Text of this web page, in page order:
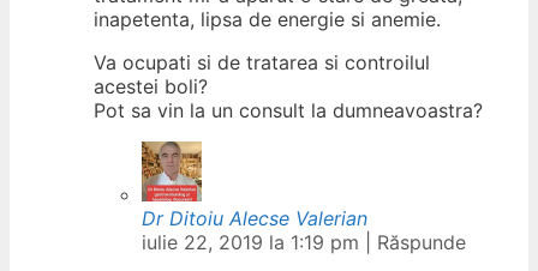
inapetenta, lipsa de energie si anemie.
Va ocupati si de tratarea si controilul
acestei boli?
Pot sa vin la un consult la dumneavoastra?
Dr Ditoiu Alecse Valerian
iulie 22, 2019 la 1:19 pm
Răspunde